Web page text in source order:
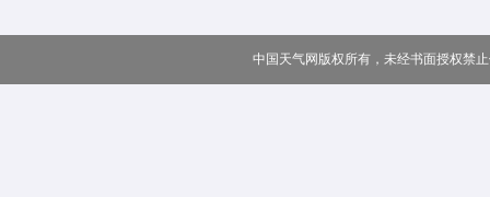
中国天气网版权所有，未经书面授权